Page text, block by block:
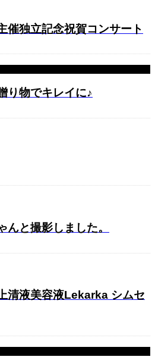
催独立記念祝賀コンサート
り物でキレイに♪
んと撮影しました。
清液美容液Lekarka シムセ